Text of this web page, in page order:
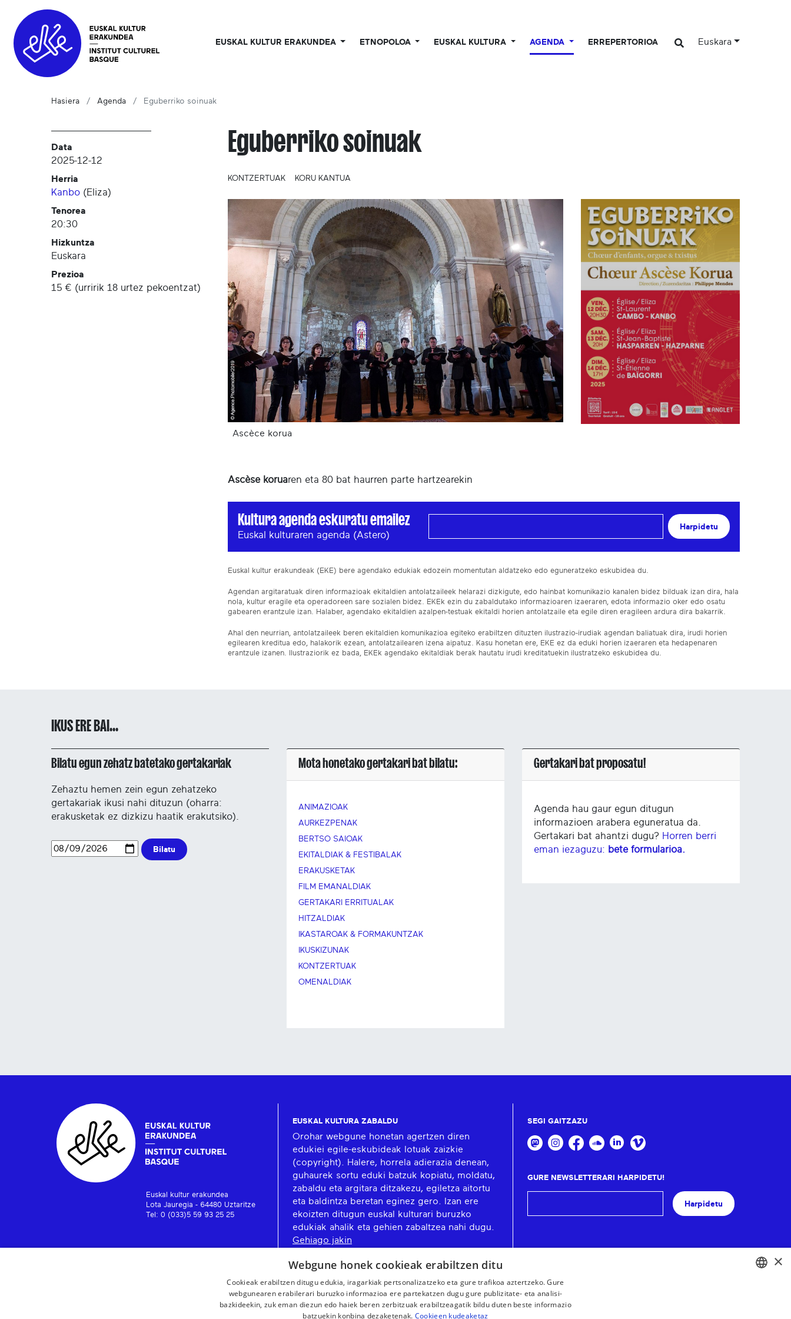
EUSKAL KULTUR ERAKUNDEA ETNOPOLOA EUSKAL KULTURA AGENDA ERREPERTORIOA Euskara
Hasiera Agenda Eguberriko soinuak
Data
2025-12-12
Herria
Kanbo (Eliza)
Tenorea
20:30
Hizkuntza
Euskara
Prezioa
15 € (urririk 18 urtez pekoentzat)
Eguberriko soinuak
KONTZERTUAK KORU KANTUA
Ascèce korua
Ascèse koruaren eta 80 bat haurren parte hartzearekin
Kultura agenda eskuratu emailez
Euskal kulturaren agenda (Astero)
Harpidetu
Euskal kultur erakundeak (EKE) bere agendako edukiak edozein momentutan aldatzeko edo eguneratzeko eskubidea du.
Agendan argitaratuak diren informazioak ekitaldien antolatzaileek helarazi dizkigute, edo hainbat komunikazio kanalen bidez bilduak izan dira, hala
nola, kultur eragile eta operadoreen sare sozialen bidez. EKEk ezin du zabaldutako informazioaren izaeraren, edota informazio oker edo osatu
gabearen erantzule izan. Halaber, agendako ekitaldien azalpen-testuak ekitaldi horien antolatzaile eta egile diren eragileen ardura dira bakarrik.
Ahal den neurrian, antolatzaileek beren ekitaldien komunikazioa egiteko erabiltzen dituzten ilustrazio-irudiak agendan baliatuak dira, irudi horien
egilearen kreditua edo, halakorik ezean, antolatzailearen izena aipatuz. Kasu honetan ere, EKE ez da eduki horien izaeraren eta hedapenaren
erantzule izanen. Ilustraziorik ez bada, EKEk agendako ekitaldiak berak hautatu irudi kreditatuekin ilustratzeko eskubidea du.
IKUS ERE BAI...
Bilatu egun zehatz batetako gertakariak
Zehaztu hemen zein egun zehatzeko
gertakariak ikusi nahi dituzun (oharra:
erakusketak ez dizkizu haatik erakutsiko).
Bilatu
Mota honetako gertakari bat bilatu:
ANIMAZIOAK
AURKEZPENAK
BERTSO SAIOAK
EKITALDIAK & FESTIBALAK
ERAKUSKETAK
FILM EMANALDIAK
GERTAKARI ERRITUALAK
HITZALDIAK
IKASTAROAK & FORMAKUNTZAK
IKUSKIZUNAK
KONTZERTUAK
OMENALDIAK
Gertakari bat proposatu!
Agenda hau gaur egun ditugun
informazioen arabera eguneratua da.
Gertakari bat ahantzi dugu? Horren berri
eman iezaguzu: bete formularioa.
Euskal kultur erakundea
Lota Jauregia - 64480 Uztaritze
Tel: 0 (033)5 59 93 25 25
EUSKAL KULTURA ZABALDU
Orohar webgune honetan agertzen diren
edukiei egile-eskubideak lotuak zaizkie
(copyright). Halere, horrela adierazia denean,
guhaurek sortu eduki batzuk kopiatu, moldatu,
zabaldu eta argitara ditzakezu, egiletza aitortu
eta baldintza beretan eginez gero. Izan ere
ekoizten ditugun euskal kulturari buruzko
edukiak ahalik eta gehien zabaltzea nahi dugu.
Gehiago jakin
SEGI GAITZAZU
GURE NEWSLETTERARI HARPIDETU!
Harpidetu
×
Webgune honek cookieak erabiltzen ditu
Cookieak erabiltzen ditugu edukia, iragarkiak pertsonalizatzeko eta gure trafikoa aztertzeko. Gure
webgunearen erabilerari buruzko informazioa ere partekatzen dugu gure publizitate- eta analisi-
bazkideekin, zuk eman diezun edo haiek beren zerbitzuak erabiltzeagatik bildu duten beste informazio
batzuekin konbina dezaketenak. Cookieen kudeaketaz